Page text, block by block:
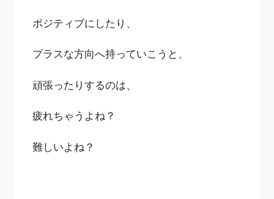
ポジティブにしたり、
プラスな方向へ持っていこうと、
頑張ったりするのは、
疲れちゃうよね？
難しいよね？